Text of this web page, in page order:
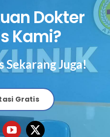
Dokter
Kami?
Sekarang Juga!
Gratis